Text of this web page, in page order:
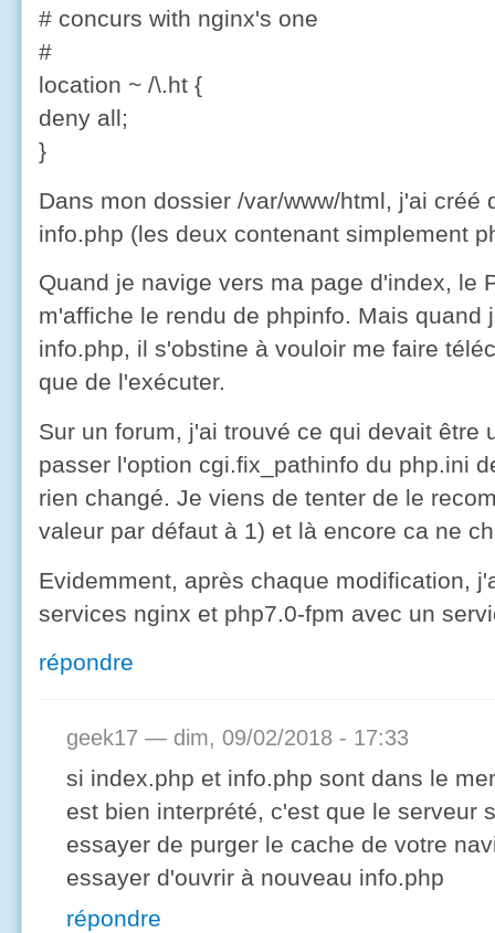
# concurs with nginx's one
#
location ~ /\.ht {
deny all;
}
Dans mon dossier /var/www/html, j'ai créé
info.php (les deux contenant simplement
Quand je navige vers ma page d'index, le
m'affiche le rendu de phpinfo. Mais quand
info.php, il s'obstine à vouloir me faire
que de l'exécuter.
Sur un forum, j'ai trouvé ce qui devait être
passer l'option cgi.fix_pathinfo du php.ini
rien changé. Je viens de tenter de le
valeur par défaut à 1) et là encore ca ne
Evidemment, après chaque modification,
services nginx et php7.0-fpm avec un
répondre
geek17 — dim, 09/02/2018 - 17:33
si index.php et info.php sont dans le
est bien interprété, c'est que le serveur
essayer de purger le cache de votre
essayer d'ouvrir à nouveau info.php
répondre